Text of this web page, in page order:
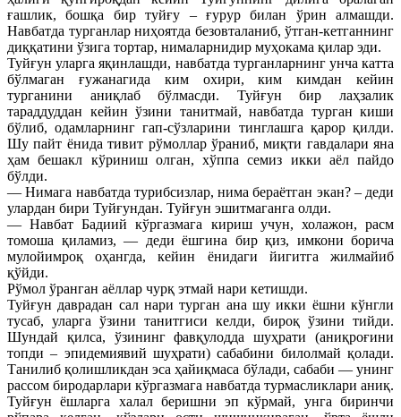
ғашлик, бошқа бир туйғу – ғурур билан ўрин алмашди.
Навбатда турганлар ниҳоятда безовталаниб, ўтган-кетганнинг
диққатини ўзига тортар, нималарнидир муҳокама қилар эди.
Туйғун уларга яқинлашди, навбатда турганларнинг унча катта
бўлмаган ғужанагида ким охири, ким кимдан кейин
турганини аниқлаб бўлмасди. Туйғун бир лаҳзалик
тараддуддан кейин ўзини танитмай, навбатда турган киши
бўлиб, одамларнинг гап-сўзларини тинглашга қарор қилди.
Шу пайт ёнида тивит рўмоллар ўраниб, миқти гавдалари яна
ҳам бешакл кўриниш олган, хўппа семиз икки аёл пайдо
бўлди.
— Нимага навбатда турибсизлар, нима бераётган экан? – деди
улардан бири Туйғундан. Туйғун эшитмаганга олди.
— Навбат Бадиий кўргазмага кириш учун, холажон, расм
томоша қиламиз, — деди ёшгина бир қиз, имкони борича
мулойимроқ оҳангда, кейин ёнидаги йигитга жилмайиб
қўйди.
Рўмол ўранган аёллар чурқ этмай нари кетишди.
Туйғун даврадан сал нари турган ана шу икки ёшни кўнгли
тусаб, уларга ўзини танитгиси келди, бироқ ўзини тийди.
Шундай қилса, ўзининг фавқулодда шуҳрати (аниқроғини
топди – эпидемиявий шуҳрати) сабабини билолмай қолади.
Танилиб қолишликдан эса ҳайиқмаса бўлади, сабаби — унинг
рассом биродарлари кўргазмага навбатда турмасликлари аниқ.
Туйғун ёшларга халал беришни эп кўрмай, унга биринчи